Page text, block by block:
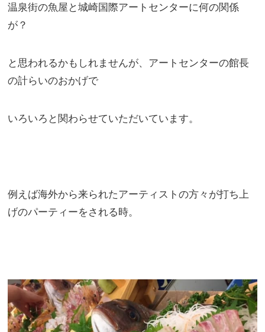
温泉街の魚屋と城崎国際アートセンターに何の関係
が？
と思われるかもしれませんが、アートセンターの館長
の計らいのおかげで
いろいろと関わらせていただいています。
例えば海外から来られたアーティストの方々が打ち上
げのパーティーをされる時。